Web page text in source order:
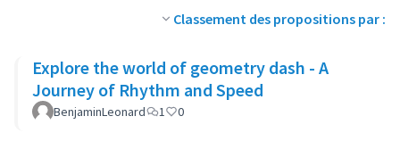
Classement des propositions par :
Explore the world of geometry dash - A
Journey of Rhythm and Speed
BenjaminLeonard 1 0